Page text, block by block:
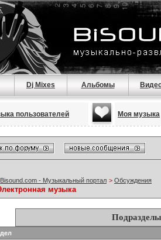
Dj Mixes Альбомы
пользователей Моя музыка
Bisound.com - Музыкальный портал > Обсуждения
музыка
Подразделы